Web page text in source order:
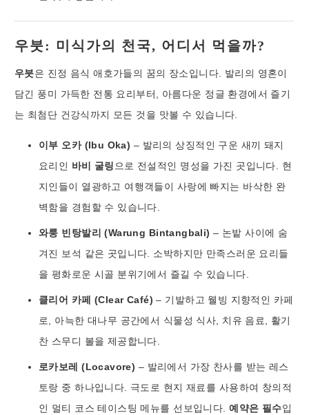
우붓: 미식가의 천국, 어디서 먹을까?
우붓은 진정 음식 애호가들의 꿈의 장소입니다. 발리의 영혼이
담긴 풍미 가득한 전통 요리부터, 아름다운 정글 환경에서 즐기
는 최첨단 건강식까지 모든 것을 맛볼 수 있습니다.
이부 오카 (Ibu Oka) – 발리의 상징적인 구운 새끼 돼지
요리인 바비 굴링 으로 전설적인 명성을 가진 곳입니다. 현
지인들이 열광하고 여행객들이 사랑에 빠지는 바삭한 완
벽함을 경험할 수 있습니다.
와룽 빈탕발리 (Warung Bintangbali) – 논밭 사이에 숨
겨진 보석 같은 곳입니다. 소박하지만 만족스러운 요리들
을 평화로운 시골 분위기에서 즐길 수 있습니다.
클리어 카페 (Clear Café) – 기발하고 웰빙 지향적인 카페
로, 아늑한 대나무 공간에서 식물성 식사, 치유 음료, 활기
찬 스무디 볼을 제공합니다.
로카보레 (Locavore) – 발리에서 가장 찬사를 받는 레스
토랑 중 하나입니다. 극도로 현지 재료를 사용하여 창의적
인 멀티 코스 테이스팅 메뉴를 선보입니다.예약은 필수입